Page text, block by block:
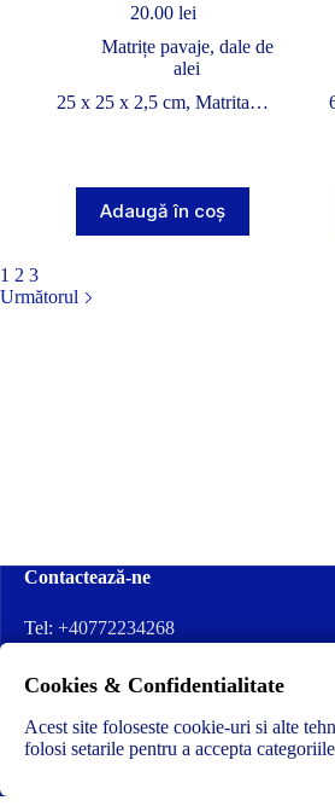
20.00 lei
Matrițe pavaje, dale de
alei
25 x 25 x 2,5 cm, Matrita…
Adaugă în coș
1 2 3
Următorul
Contactează-ne
Tel: +40772234268
Ai nevoie de ajutor sau ai întrebări?
Str. Dacia Nr 12 Ineu, Arad 315300
Cookies & Confidentialitate
Acest site foloseste cookie-uri si alte
folosi setarile pentru a accepta